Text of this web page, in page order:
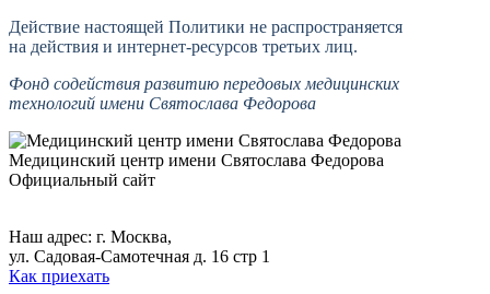
Действие настоящей Политики не распространяется
на действия и интернет-ресурсов третьих лиц.
Фонд содействия развитию передовых медицинских
технологий имени Святослава Федорова
Медицинский центр имени Святослава Федорова
Официальный сайт
Наш адрес: г. Москва,
ул. Садовая-Самотечная д. 16 стр 1
Как приехать